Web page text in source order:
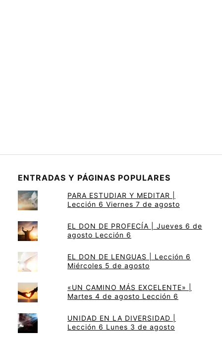
ENTRADAS Y PÁGINAS POPULARES
PARA ESTUDIAR Y MEDITAR |
Lección 6 Viernes 7 de agosto
EL DON DE PROFECÍA | Jueves 6 de
agosto Lección 6
EL DON DE LENGUAS | Lección 6
Miércoles 5 de agosto
«UN CAMINO MÁS EXCELENTE» |
Martes 4 de agosto Lección 6
UNIDAD EN LA DIVERSIDAD |
Lección 6 Lunes 3 de agosto